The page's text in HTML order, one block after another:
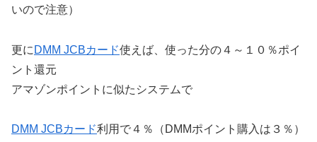
いので注意）
更に DMM JCBカード使えば、使った分の４～１０％ポイ
ント還元
アマゾンポイントに似たシステムで
DMM JCBカード利用で４％（DMMポイント購入は３％）